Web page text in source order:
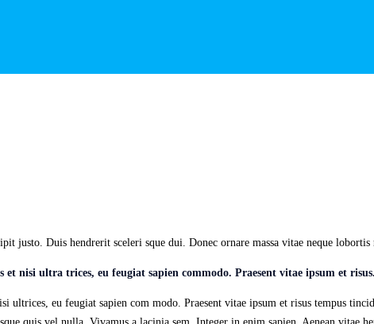
justo. Duis hendrerit sceleri sque dui. Donec ornare massa vitae neque
nisi ultra trices, eu feugiat sapien commodo. Praesent vitae ipsum et risus.
eu feugiat sapien com modo. Praesent vitae ipsum et risus tempus